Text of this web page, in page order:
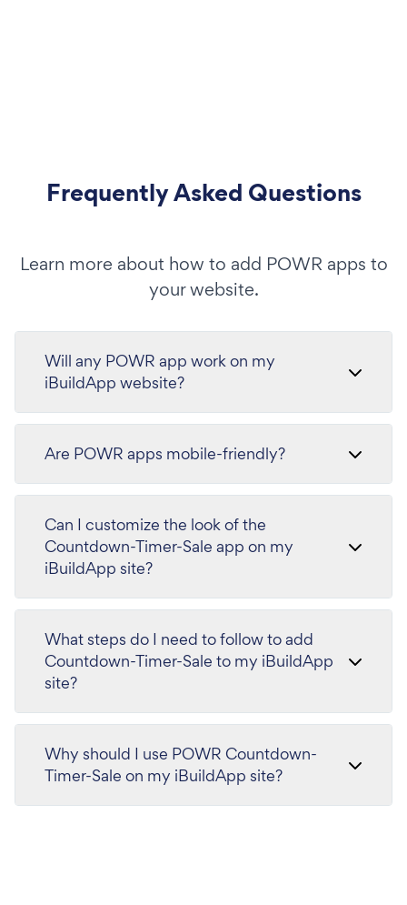
Frequently Asked Questions
Learn more about how to add POWR apps to
your website.
Will any POWR app work on my
iBuildApp website?
Are POWR apps mobile-friendly?
Can I customize the look of the
Countdown-Timer-Sale app on my
iBuildApp site?
What steps do I need to follow to add
Countdown-Timer-Sale to my iBuildApp
site?
Why should I use POWR Countdown-
Timer-Sale on my iBuildApp site?